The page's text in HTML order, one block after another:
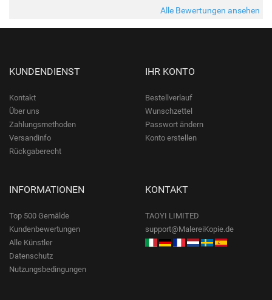
Alle Bewertungen ansehen
KUNDENDIENST
Kontakt
Über uns
Zahlungsmethoden
Versandinfo
Rückgaberecht
IHR KONTO
Bestellverlauf
Wunschzettel
Passwort ändern
Konto erstellen
INFORMATIONEN
Top 500 Gemälde
Kundenbewertungen
Alle Künstler
Datenschutz
Nutzungsbedingungen
KONTAKT
TAOYI LIMITED
support@MalereiKopie.de